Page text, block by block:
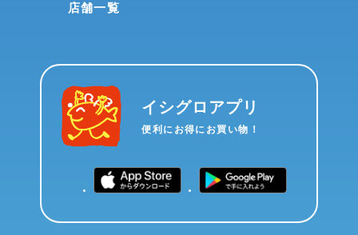
店舗一覧
イシグロアプリ
便利にお得にお買い物！